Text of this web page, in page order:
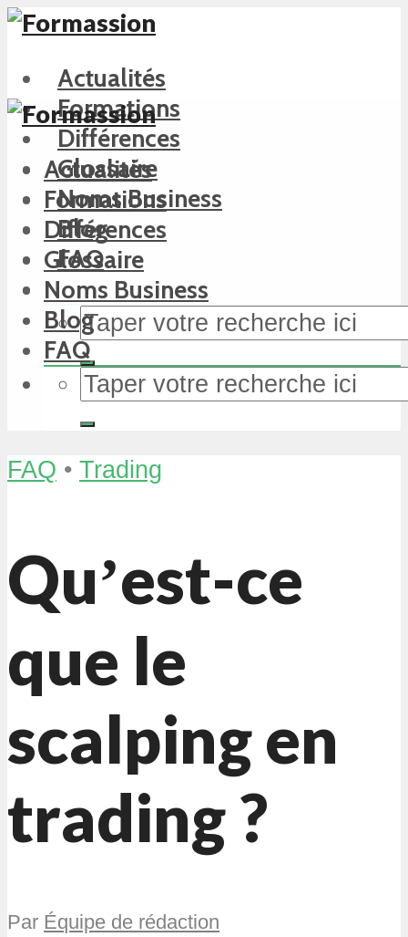
Actualités
Formations
Différences
Glossaire
Noms Business
Blog
FAQ
Actualités
Formations
Différences
Glossaire
Noms Business
Blog
FAQ
FAQ • Trading
Quʼest-ce
que le
scalping en
trading ?
Par Équipe de rédaction